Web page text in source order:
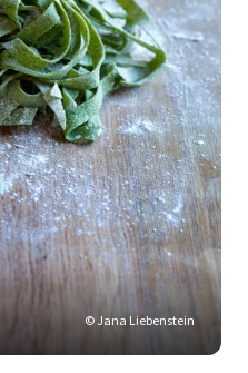
© Jana Liebenstein